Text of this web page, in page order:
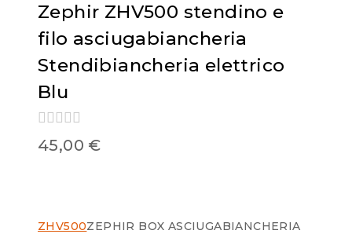
Zephir ZHV500 stendino e
filo asciugabiancheria
Stendibiancheria elettrico
Blu
0
out
45,00 €
ZHV500ZEPHIR BOX ASCIUGABIANCHERIA